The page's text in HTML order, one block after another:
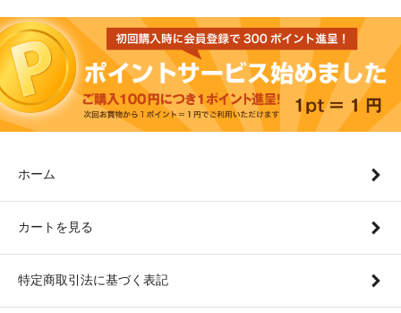
ホーム
カートを見る
特定商取引法に基づく表記